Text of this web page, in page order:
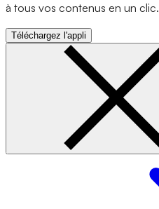
à tous vos contenus en un clic.
Téléchargez l'appli